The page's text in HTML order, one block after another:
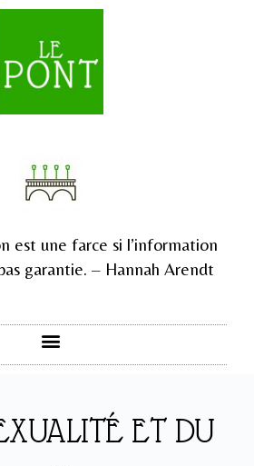
est une farce si l’information
garantie. – Hannah Arendt
ET DU